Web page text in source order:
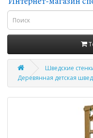
Шведские
Деревянная детская